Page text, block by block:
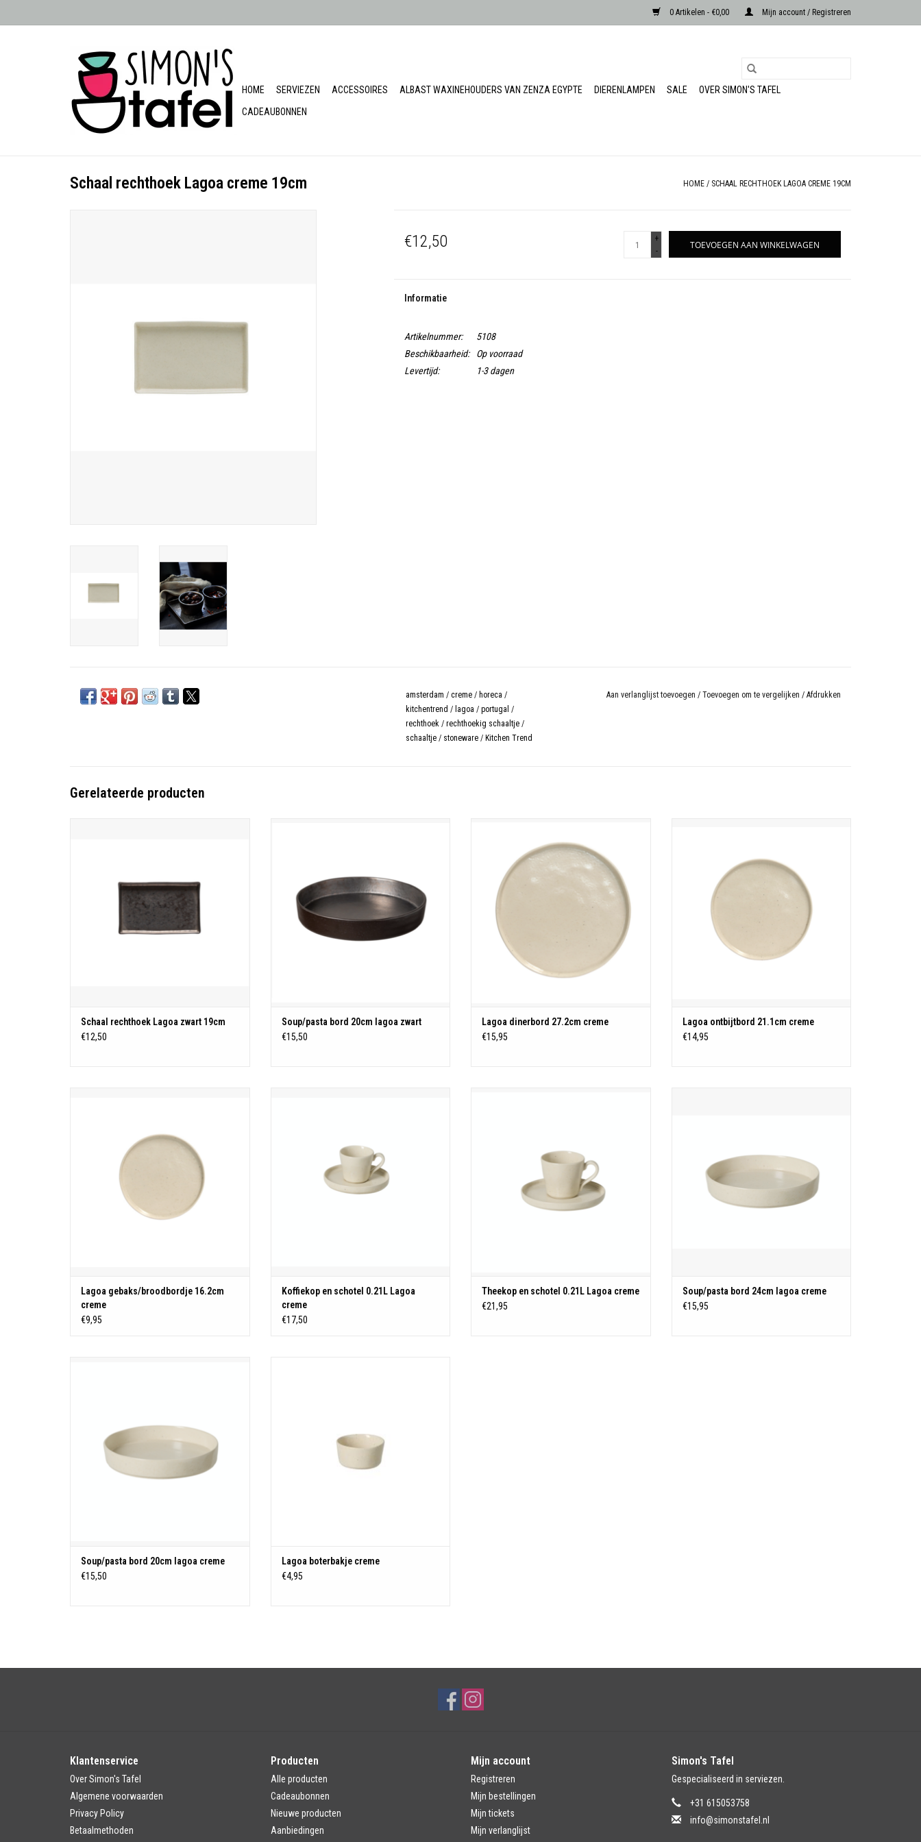
0 Artikelen - €0,00 Mijn account / Registreren
HOME SERVIEZEN ACCESSOIRES ALBAST WAXINEHOUDERS VAN ZENZA EGYPTE DIERENLAMPEN SALE
OVER SIMON'S TAFEL
CADEAUBONNEN
Schaal rechthoek Lagoa creme 19cm HOME / SCHAAL RECHTHOEK LAGOA CREME 19CM
€12,50
+
-
TOEVOEGEN AAN WINKELWAGEN
Informatie
Artikelnummer:
5108
Beschikbaarheid:
Op voorraad
Levertijd:
1-3 dagen
amsterdam / creme / horeca /
kitchentrend / lagoa / portugal /
rechthoek / rechthoekig schaaltje /
schaaltje / stoneware / Kitchen Trend
Aan verlanglijst toevoegen / Toevoegen om te vergelijken / Afdrukken
Gerelateerde producten
Schaal rechthoek Lagoa zwart 19cm
€12,50
Soup/pasta bord 20cm lagoa zwart
€15,50
TOEVOEGEN AAN WINKELWAGEN
Lagoa dinerbord 27.2cm creme
€15,95
Lagoa ontbijtbord 21.1cm creme
€14,95
Lagoa gebaks/broodbordje 16.2cm
creme
€9,95
Koffiekop en schotel 0.21L Lagoa
creme
€17,50
Theekop en schotel 0.21L Lagoa creme
€21,95
Soup/pasta bord 24cm lagoa creme
€15,95
Soup/pasta bord 20cm lagoa creme
€15,50
Lagoa boterbakje creme
€4,95
Klantenservice
Over Simon's Tafel
Algemene voorwaarden
Privacy Policy
Betaalmethoden
Producten
Alle producten
Cadeaubonnen
Nieuwe producten
Aanbiedingen
Mijn account
Registreren
Mijn bestellingen
Mijn tickets
Mijn verlanglijst
Simon's Tafel
Gespecialiseerd in serviezen.
+31 615053758
info@simonstafel.nl